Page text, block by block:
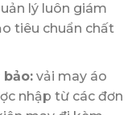
lý luôn giám
tiêu chuẩn chất
vải may áo
nhập từ các đơn